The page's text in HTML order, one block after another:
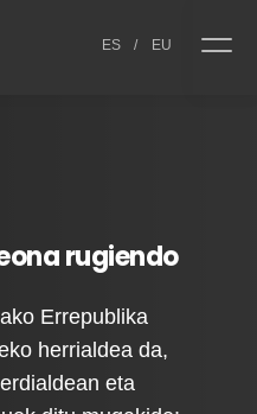
ES / EU
rugiendo
Errepublika
herrialdea da,
eta